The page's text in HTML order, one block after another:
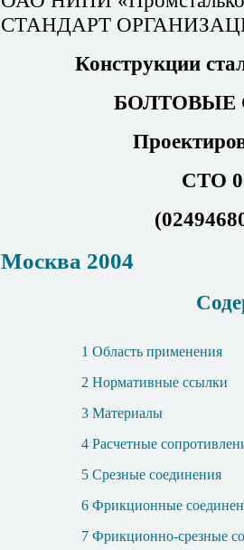
СТАНДАРТ
Конструкции
БОЛТОВЫЕ
СТО
Москва 2004
C
1 Область применения
2 Нормативные ссылки
3 Материалы
4 Расчетные
5 Срезные соединения
6 Фрикционные
7 Фрикционно-срезные